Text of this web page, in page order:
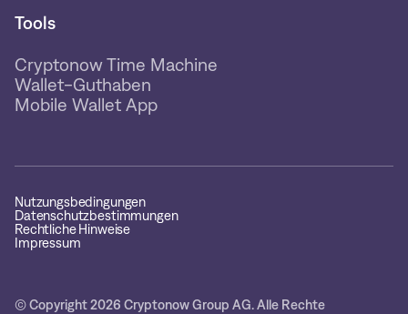
Tools
Cryptonow Time Machine
Wallet-Guthaben
Mobile Wallet App
Nutzungsbedingungen
Datenschutzbestimmungen
Rechtliche Hinweise
Impressum
© Copyright 2026 Cryptonow Group AG. Alle Rechte